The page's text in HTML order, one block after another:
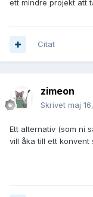
ett mindre projekt att
Citat
zimeon
Skrivet maj
Ett alternativ (som ni
vill åka till ett konvent